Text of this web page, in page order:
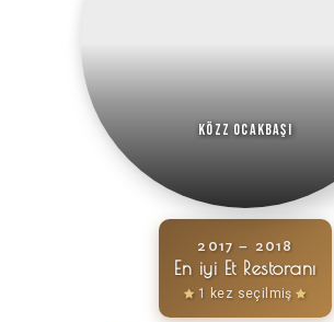
Közz Ocakbaşı
2017 – 2018
En iyi Et Restoranı
1 kez seçilmiş